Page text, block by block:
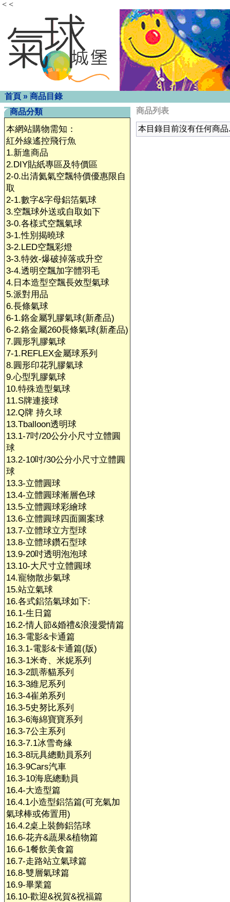
< <
首頁 » 商品目錄
商品分類
本網站購物需知：
紅外線遙控飛行魚
1.新進商品
2.DIY貼紙專區及特價區
2-0.出清氦氣空飄特價優惠限自
取
2-1.數字&字母鋁箔氣球
3.空飄球外送或自取如下
3-0.各樣式空飄氣球
3-1.性別揭曉球
3-2.LED空飄彩燈
3-3.特效-爆破掉落或升空
3-4.透明空飄加字體羽毛
4.日本造型空飄長效型氣球
5.派對用品
6.長條氣球
6-1.鉻金屬乳膠氣球(新產品)
6-2.鉻金屬260長條氣球(新產品)
7.圓形乳膠氣球
7-1.REFLEX金屬球系列
8.圓形印花乳膠氣球
9.心型乳膠氣球
10.特殊造型氣球
11.S牌連接球
12.Q牌 持久球
13.Tballoon透明球
13.1-7吋/20公分小尺寸立體圓
球
13.2-10吋/30公分小尺寸立體圓
球
13.3-立體圓球
13.4-立體圓球漸層色球
13.5-立體圓球彩繪球
13.6-立體圓球四面圖案球
13.7-立體球立方型球
13.8-立體球鑽石型球
13.9-20吋透明泡泡球
13.10-大尺寸立體圓球
14.寵物散步氣球
15.站立氣球
16.各式鋁箔氣球如下:
16.1-生日篇
16.2-情人節&婚禮&浪漫愛情篇
16.3-電影&卡通篇
16.3.1-電影&卡通篇(版)
16.3-1米奇、米妮系列
16.3-2凱蒂貓系列
16.3-3維尼系列
16.3-4崔弟系列
16.3-5史努比系列
16.3-6海綿寶寶系列
16.3-7公主系列
16.3-7.1冰雪奇緣
16.3-8玩具總動員系列
16.3-9Cars汽車
16.3-10海底總動員
16.4-大造型篇
16.4.1小造型鋁箔篇(可充氣加
氣球棒或佈置用)
16.4.2桌上裝飾鋁箔球
16.6-花卉&蔬果&植物篇
16.6-1餐飲美食篇
16.7-走路站立氣球篇
16.8-雙層氣球篇
16.9-畢業篇
16.10-歡迎&祝賀&祝福篇
商品列表
本目錄目前沒有任何商品.